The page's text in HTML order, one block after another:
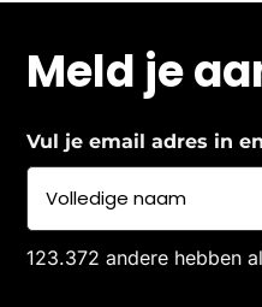
Meld je
Vul je email adres in
123.372 andere hebben